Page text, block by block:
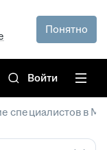
Понятно
Войти
специалистов в